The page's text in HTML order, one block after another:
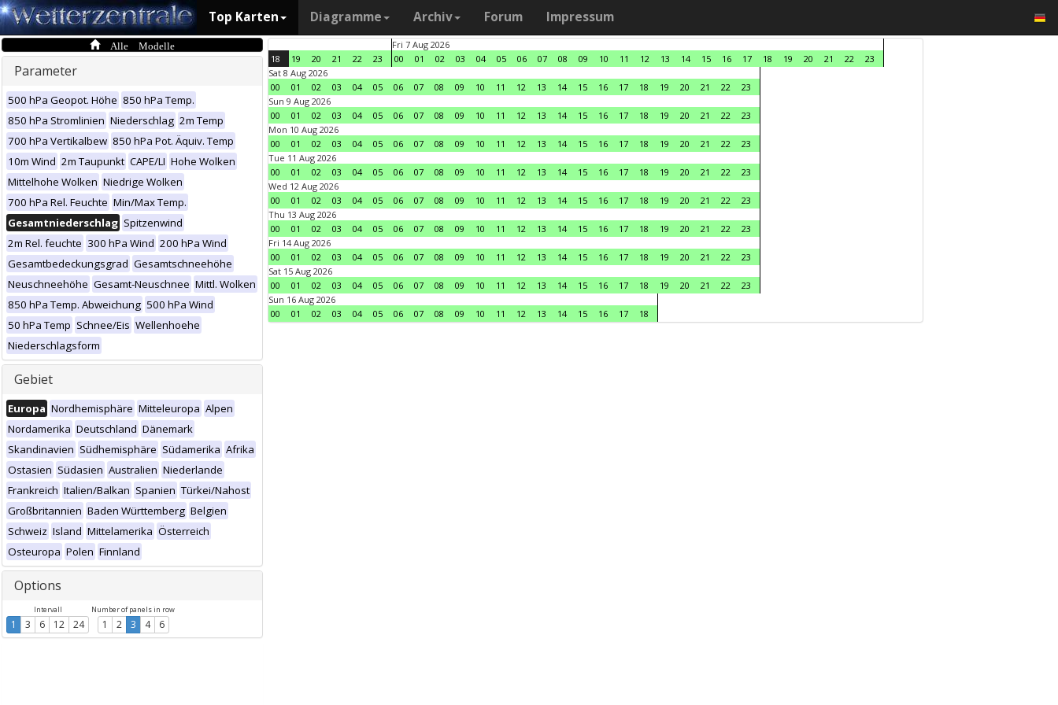
Top Karten Diagramme Archiv Forum Impressum
Alle Modelle
Parameter
500 hPa Geopot. Höhe 850 hPa Temp.
850 hPa Stromlinien Niederschlag 2m Temp
700 hPa Vertikalbew 850 hPa Pot. Äquiv. Temp
10m Wind 2m Taupunkt CAPE/LI Hohe Wolken
Mittelhohe Wolken Niedrige Wolken
700 hPa Rel. Feuchte Min/Max Temp.
Gesamtniederschlag Spitzenwind
2m Rel. feuchte 300 hPa Wind 200 hPa Wind
Gesamtbedeckungsgrad Gesamtschneehöhe
Neuschneehöhe Gesamt-Neuschnee Mittl. Wolken
850 hPa Temp. Abweichung 500 hPa Wind
50 hPa Temp Schnee/Eis Wellenhoehe
Niederschlagsform
Gebiet
Europa Nordhemisphäre Mitteleuropa Alpen
Nordamerika Deutschland Dänemark
Skandinavien Südhemisphäre Südamerika Afrika
Ostasien Südasien Australien Niederlande
Frankreich Italien/Balkan Spanien Türkei/Nahost
Großbritannien Baden Württemberg Belgien
Schweiz Island Mittelamerika Österreich
Osteuropa Polen Finnland
Options
Intervall
1 3 6 12 24
Number of panels in row
1 2 3 4 6
18 19 20 21 22 23
Fri 7 Aug 2026
00
01 02 03 04 05 06 07 08 09 10 11 12 13 14 15 16 17 18 19 20 21 22
23
Sat 8 Aug 2026
00
01 02 03 04 05 06 07 08 09 10 11 12 13 14 15 16 17 18 19 20 21 22
23
Sun 9 Aug 2026
00
01 02 03 04 05 06 07 08 09 10 11 12 13 14 15 16 17 18 19 20 21 22
23
Mon 10 Aug 2026
00
01 02 03 04 05 06 07 08 09 10 11 12 13 14 15 16 17 18 19 20 21 22
23
Tue 11 Aug 2026
00
01 02 03 04 05 06 07 08 09 10 11 12 13 14 15 16 17 18 19 20 21 22
23
Wed 12 Aug 2026
00
01 02 03 04 05 06 07 08 09 10 11 12 13 14 15 16 17 18 19 20 21 22
23
Thu 13 Aug 2026
00
01 02 03 04 05 06 07 08 09 10 11 12 13 14 15 16 17 18 19 20 21 22
23
Fri 14 Aug 2026
00
01 02 03 04 05 06 07 08 09 10 11 12 13 14 15 16 17 18 19 20 21 22
23
Sat 15 Aug 2026
00
01 02 03 04 05 06 07 08 09 10 11 12 13 14 15 16 17 18 19 20 21 22
23
Sun 16 Aug 2026
00
01 02 03 04 05 06 07 08 09 10 11 12 13 14 15 16 17 18